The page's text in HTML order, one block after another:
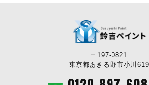
〒197-0821
東京都あきる野市小川619